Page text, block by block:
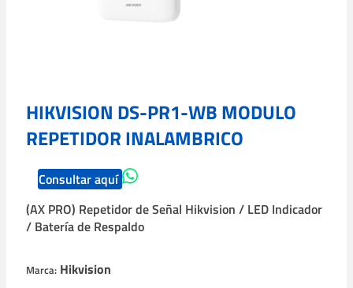
HIKVISION DS-PR1-WB MODULO
REPETIDOR INALAMBRICO
Consultar aquí
(AX PRO) Repetidor de Señal Hikvision / LED Indicador
/ Batería de Respaldo
Marca: Hikvision